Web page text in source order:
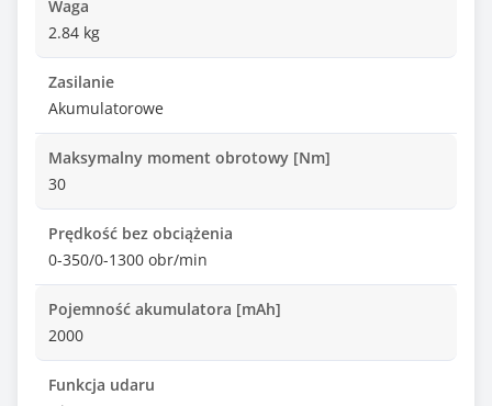
Waga
2.84 kg
Zasilanie
Akumulatorowe
Maksymalny moment obrotowy [Nm]
30
Prędkość bez obciążenia
0-350/0-1300 obr/min
Pojemność akumulatora [mAh]
2000
Funkcja udaru